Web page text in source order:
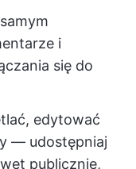
i
się do
edytować
— udostępniaj
publicznie,